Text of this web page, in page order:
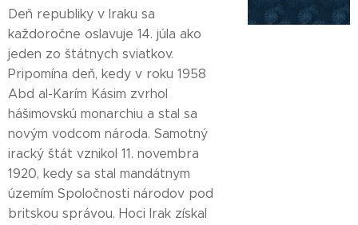
Deň republiky v Iraku sa
každoročne oslavuje 14. júla ako
jeden zo štátnych sviatkov.
Pripomína deň, kedy v roku 1958
Abd al-Karím Kásim zvrhol
hášimovskú monarchiu a stal sa
novým vodcom národa. Samotný
iracký štát vznikol 11. novembra
1920, kedy sa stal mandátnym
územím Spoločnosti národov pod
britskou správou. Hoci Irak získal